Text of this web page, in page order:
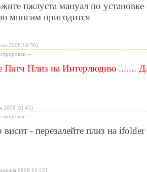
пжлуста мануал по установке
многим пригодится
2008 18:36)
--
Патч Плиз на Интерлюдию .......
2008 20:45)
--
висит - перезалейте плиз на
2008 12:22)